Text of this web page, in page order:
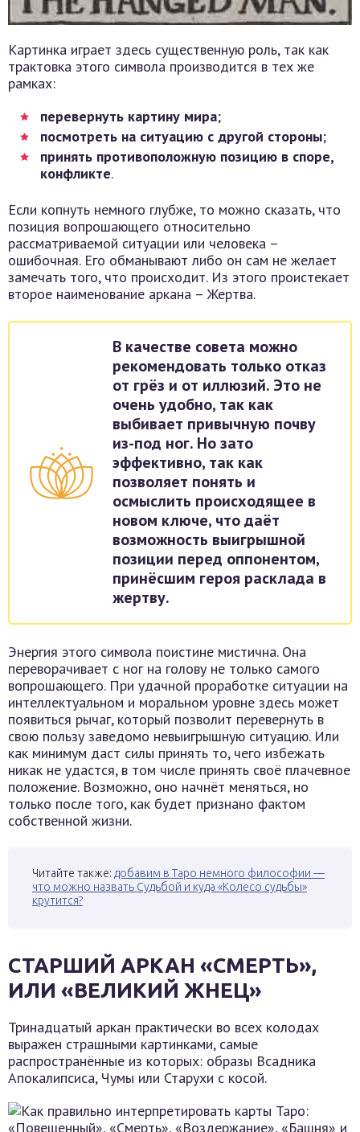
Картинка играет здесь существенную роль, так как
трактовка этого символа производится в тех же
рамках:
перевернуть картину мира;
посмотреть на ситуацию с другой стороны;
принять противоположную позицию в споре,
конфликте.
Если копнуть немного глубже, то можно сказать, что
позиция вопрошающего относительно
рассматриваемой ситуации или человека –
ошибочная. Его обманывают либо он сам не желает
замечать того, что происходит. Из этого проистекает
второе наименование аркана – Жертва.
В качестве совета можно
рекомендовать только отказ
от грёз и от иллюзий. Это не
очень удобно, так как
выбивает привычную почву
из-под ног. Но зато
эффективно, так как
позволяет понять и
осмыслить происходящее в
новом ключе, что даёт
возможность выигрышной
позиции перед оппонентом,
принёсшим героя расклада в
жертву.
Энергия этого символа поистине мистична. Она
переворачивает с ног на голову не только самого
вопрошающего. При удачной проработке ситуации на
интеллектуальном и моральном уровне здесь может
появиться рычаг, который позволит перевернуть в
свою пользу заведомо невыигрышную ситуацию. Или
как минимум даст силы принять то, чего избежать
никак не удастся, в том числе принять своё плачевное
положение. Возможно, оно начнёт меняться, но
только после того, как будет признано фактом
собственной жизни.
Читайте также: добавим в Таро немного философии —
что можно назвать Судьбой и куда «Колесо судьбы»
крутится?
СТАРШИЙ АРКАН «СМЕРТЬ»,
ИЛИ «ВЕЛИКИЙ ЖНЕЦ»
Тринадцатый аркан практически во всех колодах
выражен страшными картинками, самые
распространённые из которых: образы Всадника
Апокалипсиса, Чумы или Старухи с косой.